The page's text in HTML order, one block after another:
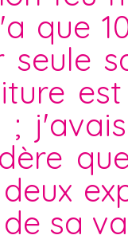
que
seule
;
sa